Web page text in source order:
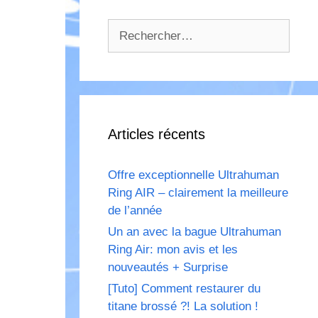
Articles récents
Offre exceptionnelle Ultrahuman
Ring AIR – clairement la meilleure
de l’année
Un an avec la bague Ultrahuman
Ring Air: mon avis et les
nouveautés + Surprise
[Tuto] Comment restaurer du
titane brossé ?! La solution !